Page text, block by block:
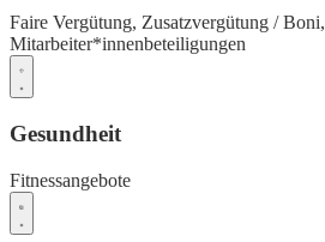
Faire Vergütung, Zusatzvergütung / Boni,
Mitarbeiter*innenbeteiligungen
Gesundheit
Fitnessangebote